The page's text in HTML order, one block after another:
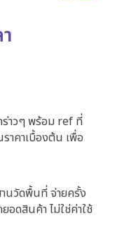
าวๆ พร้อม ref ที่
ราคาเบื้องต้น เพื่อ
นวัดพื้นที่ จ่ายครั้ง
อดสินค้า ไม่ใช่ค่าใช้